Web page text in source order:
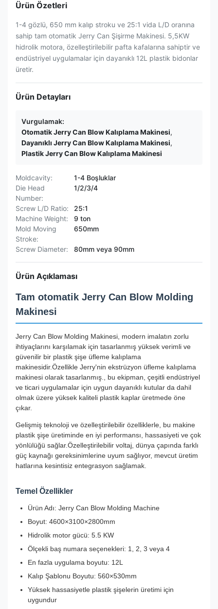
Ürün Özetleri
1-4 gözlü, 650 mm kalıp stroku ve 25:1 vida L/D oranına
sahip tam otomatik Jerry Can Şişirme Makinesi. 5,5KW
hidrolik motora, özelleştirilebilir pafta kafalarına sahiptir ve
endüstriyel uygulamalar için dayanıklı 12L plastik bidonlar
üretir.
Ürün Detayları
Vurgulamak:
Otomatik Jerry Can Blow Kalıplama Makinesi,
Dayanıklı Jerry Can Blow Kalıplama Makinesi,
Plastik Jerry Can Blow Kalıplama Makinesi
Moldcavity:
1-4 Boşluklar
Die Head
Number:
1/2/3/4
Screw L/D Ratio:
25:1
Machine Weight:
9 ton
Mold Moving
Stroke:
650mm
Screw Diameter: 80mm veya 90mm
Ürün Açıklaması
Tam otomatik Jerry Can Blow Molding
Makinesi
Jerry Can Blow Molding Makinesi, modern imalatın zorlu
ihtiyaçlarını karşılamak için tasarlanmış yüksek verimli ve
güvenilir bir plastik şişe üfleme kalıplama
makinesidir.Özellikle Jerry'nin ekstrüzyon üfleme kalıplama
makinesi olarak tasarlanmış., bu ekipman, çeşitli endüstriyel
ve ticari uygulamalar için uygun dayanıklı kutular da dahil
olmak üzere yüksek kaliteli plastik kaplar üretmede öne
çıkar.
Gelişmiş teknoloji ve özelleştirilebilir özelliklerle, bu makine
plastik şişe üretiminde en iyi performansı, hassasiyeti ve çok
yönlülüğü sağlar.Özelleştirilebilir voltaj, dünya çapında farklı
güç kaynağı gereksinimlerine uyum sağlıyor, mevcut üretim
hatlarına kesintisiz entegrasyon sağlamak.
Temel Özellikler
Ürün Adı: Jerry Can Blow Molding Machine
Boyut: 4600×3100×2800mm
Hidrolik motor gücü: 5.5 KW
Ölçekli baş numara seçenekleri: 1, 2, 3 veya 4
En fazla uygulama boyutu: 12L
Kalıp Şablonu Boyutu: 560×530mm
Yüksek hassasiyetle plastik şişelerin üretimi için
uygundur